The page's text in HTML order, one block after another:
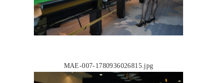
MAE-007-1780936026815.jpg